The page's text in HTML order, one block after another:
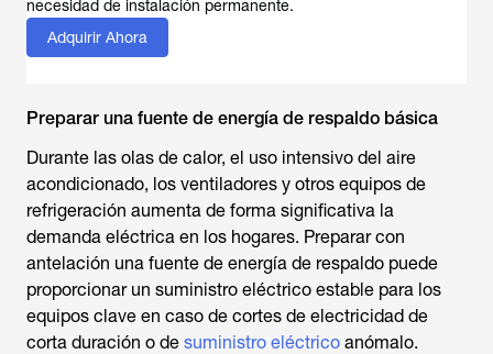
necesidad de instalación permanente.
Adquirir Ahora
Preparar una fuente de energía de respaldo básica
Durante las olas de calor, el uso intensivo del aire
acondicionado, los ventiladores y otros equipos de
refrigeración aumenta de forma significativa la
demanda eléctrica en los hogares. Preparar con
antelación una fuente de energía de respaldo puede
proporcionar un suministro eléctrico estable para los
equipos clave en caso de cortes de electricidad de
corta duración o de suministro eléctrico anómalo.